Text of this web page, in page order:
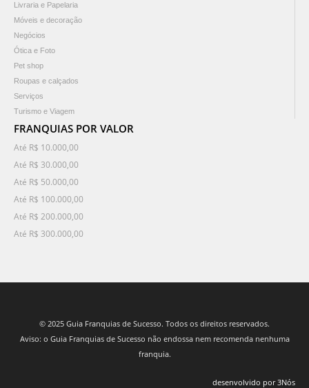
Livraria e Papelaria
Móveis e decoração
Negócios
Ótica e Foto
Pet shop
Roupas e calçados
Serviços
Turismo e Viagem
FRANQUIAS POR VALOR
Até R$ 10.000,00
Até R$ 30.000,00
Até R$ 50.000,00
Até R$ 100.000,00
Até R$ 200.000,00
Até R$ 300.000,00
© 2025 Guia Franquias de Sucesso. Todos os direitos reservados.
Aviso: o Guia Franquias de Sucesso não endossa nem recomenda nenhuma
franquia.
desenvolvido por 3Nós